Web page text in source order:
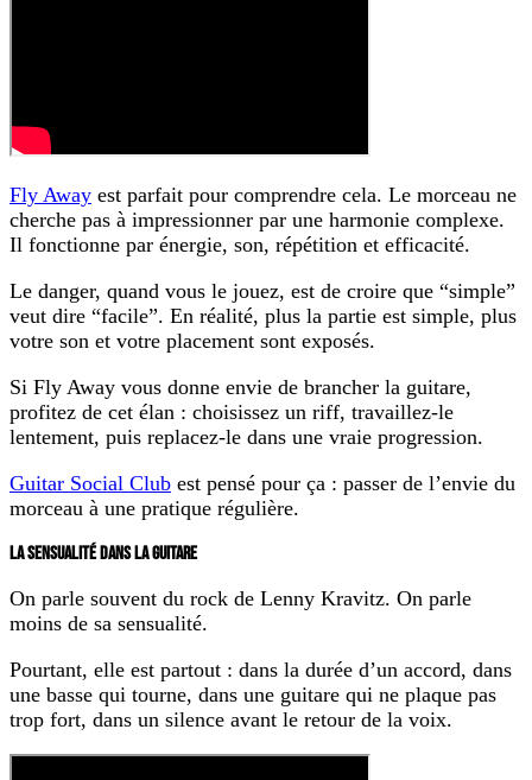
Fly Away est parfait pour comprendre cela. Le morceau ne
cherche pas à impressionner par une harmonie complexe.
Il fonctionne par énergie, son, répétition et efficacité.
Le danger, quand vous le jouez, est de croire que “simple”
veut dire “facile”. En réalité, plus la partie est simple, plus
votre son et votre placement sont exposés.
Si Fly Away vous donne envie de brancher la guitare,
profitez de cet élan : choisissez un riff, travaillez-le
lentement, puis replacez-le dans une vraie progression.
Guitar Social Club est pensé pour ça : passer de l’envie du
morceau à une pratique régulière.
LA SENSUALITÉ DANS LA GUITARE
On parle souvent du rock de Lenny Kravitz. On parle
moins de sa sensualité.
Pourtant, elle est partout : dans la durée d’un accord, dans
une basse qui tourne, dans une guitare qui ne plaque pas
trop fort, dans un silence avant le retour de la voix.